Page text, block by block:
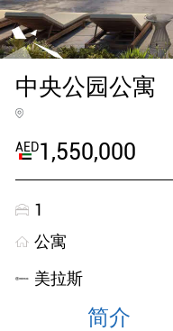
中央公园公寓
AED1,550,000
1
公寓
美拉斯
简介